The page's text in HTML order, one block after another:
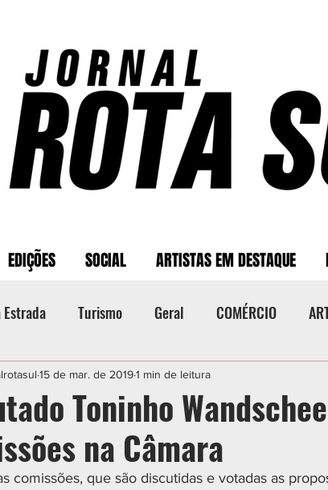
EDIÇÕES SOCIAL ARTISTAS EM DESTAQUE
Estrada Turismo Geral COMÉRCIO
POLICIAL ESPORTE CIDADES
Toninho
na Câmara
15 de mar. de 20191 min de leitura
comissões, que são discutidas e votadas as